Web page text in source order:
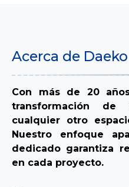
Acerca de Daeko
Con más de 20
transformación de
cualquier otro
Nuestro enfoque
dedicado garantiza
en cada proyecto.